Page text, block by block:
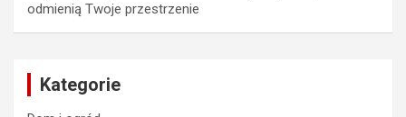
odmienią Twoje przestrzenie
Kategorie